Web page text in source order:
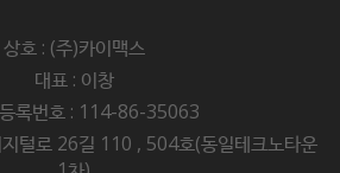
상호 : (주)카이맥스
대표 : 이창
록번호 : 114-86-35063
털로 26길 110 , 504호(동일테크노타운